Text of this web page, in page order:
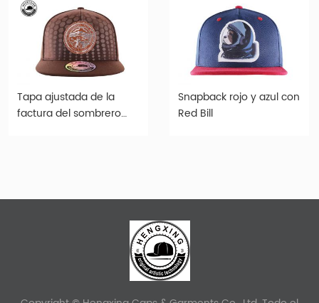
Tapa ajustada de la
factura del sombrero
Snapback rojo y azul con
Red Bill